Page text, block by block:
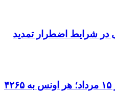
شرایط اضطرار تمدید
قیمت جهانی طلا امروز ۱۵ مرداد؛ هر اونس به ۴۲۶۵